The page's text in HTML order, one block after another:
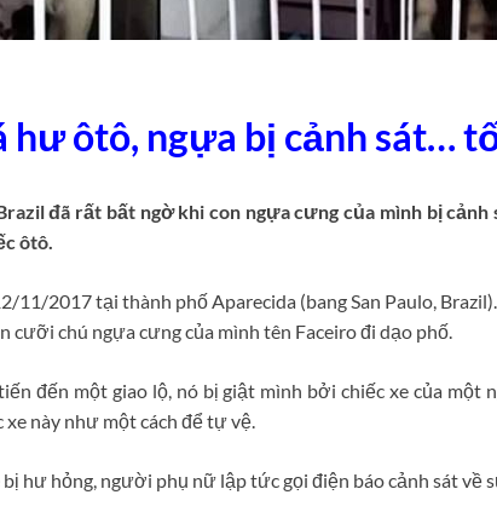
hư ôtô, ngựa bị cảnh sát…
đã rất bất ngờ khi con ngựa cưng của mình bị cảnh
ôtô.
11/2017 tại thành phố Aparecida (bang San Paulo,
chú ngựa cưng của mình tên Faceiro đi dạo phố.
đến một giao lộ, nó bị giật mình bởi chiếc xe của một
xe này như một cách để tự vệ.
hư hỏng, người phụ nữ lập tức gọi điện báo cảnh sát về